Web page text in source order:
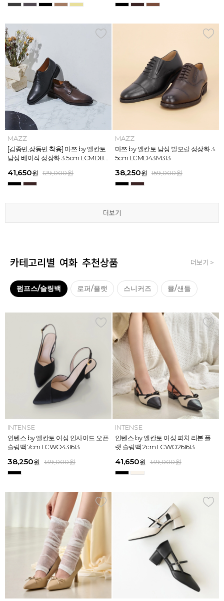
MAZZ
마쯔 by 엘칸토 남성 스트라이프 웨빙
포인트 스니커즈 3cm LCMS68M31
67,150원 179,000원
MAZZ
마쯔 by 엘칸토 남성 플레인 볼륨 컵
솔 스니커즈 3cm LCMS62M613
62,900원 179,000원
더보기
MAZZ
[김종민,장동민 착용] 마쯔 by 엘칸토
남성 베이직 정장화 3.5cm LCMD80
41,650원 129,000원
MAZZ
마쯔 by 엘칸토 남성 발모랄 정장화 3.
5cm LCMD43M313
38,250원 159,000원
더보기
MAZZ
마쯔 by 엘칸토 남성 오버랩 로퍼 2c
m LCMC92I126
38,250원 129,000원
MAZZ
마쯔 by 엘칸토 남성 스트랩 로퍼 2c
m LCMC91M313
39,200원 159,000원
더보기
MAZZ
마쯔 by 엘칸토 남성 포인트 컴포트화
4cm LCMD11M111
41,650원 129,000원
MAZZ
마쯔 by 엘칸토 남성 캐주얼 컴포트화
4cm LCMD13M111
41,650원 129,000원
더보기
MAZZ
마쯔 by 엘칸토 남성 스트라이프 웨빙
포인트 스니커즈 3cm LCMS68M31
67,150원 179,000원
MAZZ
마쯔 by 엘칸토 남성 플레인 볼륨 컵
솔 스니커즈 3cm LCMS62M613
62,900원 179,000원
더보기
MAZZ
[김종민,장동민 착용] 마쯔 by 엘칸토
남성 베이직 정장화 3.5cm LCMD80
41,650원 129,000원
MAZZ
마쯔 by 엘칸토 남성 발모랄 정장화 3.
5cm LCMD43M313
38,250원 159,000원
더보기
카테고리별 여화 추천상품 더보기 >
펌프스/슬링백 로퍼/플랫 스니커즈 뮬/샌들
INTENSE
인텐스 by 엘칸토 여성 위빙 스트랩
플랫 샌들 2.5cm LCWW05I626
45,900원 159,000원
MAZZ
마쯔 by 엘칸토 여성 와이드 위빙 크
로스 컴포트 뮬 3.5cm LCWW62M6
45,900원 159,000원
INTENSE
인텐스 by 엘칸토 여성 인사이드 오픈
슬링백 7cm LCWO43I613
38,250원 139,000원
INTENSE
인텐스 by 엘칸토 여성 피치 리본 플
랫 슬링백 2cm LCWO26I613
41,650원 139,000원
MAZZ
마쯔 by 엘칸토 여성 미니버클 캐주얼
로퍼 2.5cm LCWC02M613
28,720원 159,000원
INTENSE
인텐스 by 엘칸토 여성 피치 리본 더
블 스트랩 메리제인 2cm LCWD97I6
45,900원 159,000원
MAZZ
마쯔 by 엘칸토 여성 슈레이스 포인트
고프코어 스니커즈 3cm LCWS03M
31,920원 169,000원
MAZZ
마쯔 by 엘칸토 여성 별자수 어글리
스니커즈 3.5cm LCWS04M613
39,900원 169,000원
INTENSE
인텐스 by 엘칸토 여성 위빙 스트랩
플랫 샌들 2.5cm LCWW05I626
45,900원 159,000원
MAZZ
마쯔 by 엘칸토 여성 와이드 위빙 크
로스 컴포트 뮬 3.5cm LCWW62M6
45,900원 159,000원
INTENSE
인텐스 by 엘칸토 여성 인사이드 오픈
슬링백 7cm LCWO43I613
38,250원 139,000원
INTENSE
인텐스 by 엘칸토 여성 피치 리본 플
랫 슬링백 2cm LCWO26I613
41,650원 139,000원